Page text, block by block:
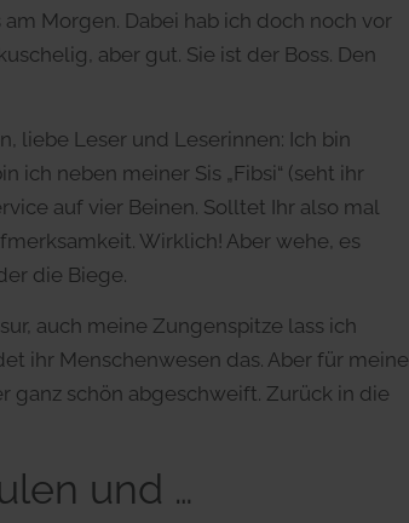
Morgen. Dabei hab ich doch noch vor
aber gut. Sie ist der Boss. Den
liebe Leser und Leserinnen: Ich bin
ich neben meiner Sis „Fibsi“ (seht ihr
auf vier Beinen. Solltet Ihr also mal
Wirklich! Aber wehe, es
die Biege.
auch meine Zungenspitze lass ich
ihr Menschenwesen das. Aber für meine
ganz schön abgeschweift. Zurück in die
und …